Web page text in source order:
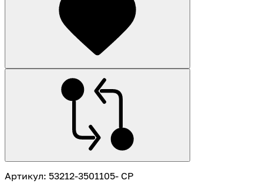
Артикул: 53212-3501105- CP